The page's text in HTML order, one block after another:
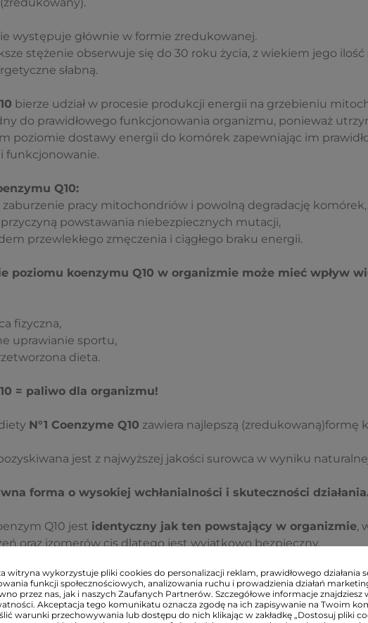
występuje głównie w formie zredukowanej.
stężenie obserwuje się do 30 roku życia, z wiekiem jego
słabną.
bierze udział w procesie produkcji energii na grzebieniu
do prawidłowego funkcjonowania organizmu, ponieważ
poziomie dostawy energii do komórek zapewniając im
funkcjonowanie.
Q10:
pracy mitochondriów i powolną degradację komórek,
powstawania niebezpiecznych mutacji,
przewlekłego zmęczenia i ciągłego braku energii.
poziomu koenzymu Q10 w organizmie może mieć wpływ
fizyczna,
uprawianie sportu,
dieta.
= paliwo dla organizmu!
N°1 Coenzyme Q10 zawiera najlepszą (zredukowaną)formę
jest z najwyższej jakości surowca w wyniku
forma o wysokiej wchłanialności i skuteczności
Q10 jest identyczny jak ten powstający w organizmie,
oraz izomerów cis dlatego jest wyjątkowo bezpieczny.
dla wegan i wegetarian, nie zawiera substancji
witryna wykorzystuje pliki cookies do personalizacji reklam, prawidłowego działania
funkcji społecznościowych, analizowania ruchu i prowadzienia działań
przez nas, jak i naszych Zaufanych Partnerów. Szczegółowe informacje znajdziesz
Akceptacja tego komunikatu oznacza zgodę na ich zapisywanie na Twoim
warunki przechowywania lub dostępu do nich klikając w zakładkę „Dostosuj pliki